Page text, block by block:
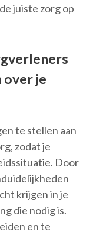
juiste zorg op
over je
te stellen aan
zodat je
Door
krijgen in je
die nodig is.
en te